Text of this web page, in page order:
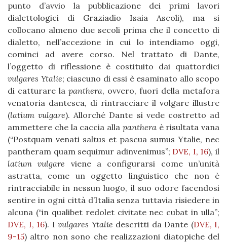
punto d’avvio la pubblicazione dei primi lavori
dialettologici di Graziadio Isaia Ascoli), ma si
collocano almeno due secoli prima che il concetto di
dialetto, nell’accezione in cui lo intendiamo oggi,
cominci ad avere corso. Nel trattato di Dante,
l’oggetto di riflessione è costituito dai quattordici
vulgares Ytalie; ciascuno di essi è esaminato allo scopo
di catturare la panthera, ovvero, fuori della metafora
venatoria dantesca, di rintracciare il volgare illustre
(latium vulgare). Allorché Dante si vede costretto ad
ammettere che la caccia alla pantheraè risultata vana
(“Postquam venati saltus et pascua sumus Ytalie, nec
pantheram quam sequimur adinvenimus”; DVE, I, 16), il
latium vulgare viene a configurarsi come un’unità
astratta, come un oggetto linguistico che non è
rintracciabile in nessun luogo, il suo odore facendosi
sentire in ogni città d’Italia senza tuttavia risiedere in
alcuna (“in qualibet redolet civitate nec cubat in ulla”;
DVE, I, 16). I vulgares Ytalie descritti da Dante (DVE, I,
9-15) altro non sono che realizzazioni diatopiche del